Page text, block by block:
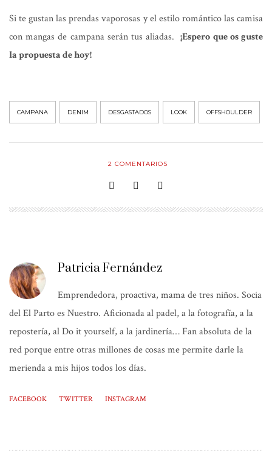
Si te gustan las prendas vaporosas y el estilo romántico las camisa
con mangas de campana serán tus aliadas.¡Espero que os guste
la propuesta de hoy!
CAMPANA DENIM DESGASTADOS LOOK OFFSHOULDER
2 COMENTARIOS
Patricia Fernández
Emprendedora, proactiva, mama de tres niños. Socia
del El Parto es Nuestro. Aficionada al padel, a la fotografía, a la
repostería, al Do it yourself, a la jardinería… Fan absoluta de la
red porque entre otras millones de cosas me permite darle la
merienda a mis hijos todos los días.
FACEBOOK TWITTER INSTAGRAM